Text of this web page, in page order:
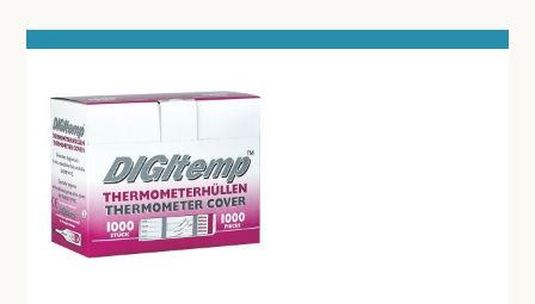
DEFIBRILLATOR AED - ECG
DOPPLER
WEEGSCHALEN - METEN